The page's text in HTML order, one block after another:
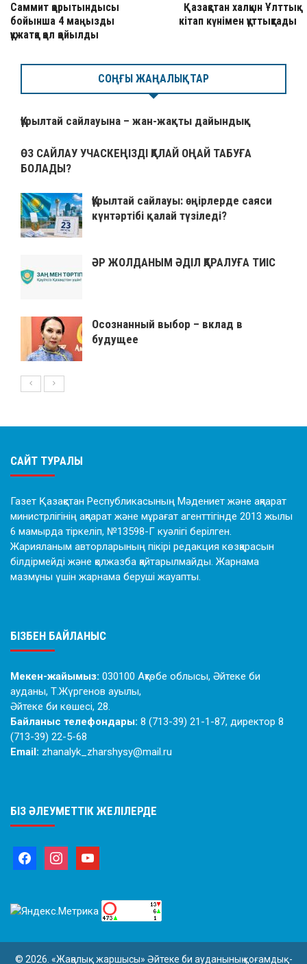
Саммит қорытындысы
бойынша 4 маңызды
құжатқа қол қойылды
Қазақстан халқын Ұлттық
кітап күнімен құттықтады
СОҢҒЫ ЖАҢАЛЫҚТАР
Құрылтай сайлауына – жан-жақты дайындық
ӨЗ САЙЛАУ УЧАСКЕҢІЗДІ ҚАЛАЙ ОҢАЙ ТАБУҒА
БОЛАДЫ?
Құрылтай сайлауы: өңірлерде саяси
күнтәртібі қалай түзіледі?
ӘР ЖОЛДАНЫМ ӘДІЛ ҚАРАЛУҒА ТИІС
Осознанный выбор – вклад в
будущее
САЙТ ТУРАЛЫ
Газет Қазақстан Республикасының Мәдениет және ақпарат
министрлігінің ақпарат және мұрағат агенттігінде 2013 жылы
6 мамырда тіркеліп, №13598-Г куәлігі берілген.
Жарияланым авторларының пікірі редакция көзқарасын
білдірмейді және қолжазба қайтарылмайды. Жарнама
мазмұны үшін жарнама беруші жауапты.
БІЗБЕН БАЙЛАНЫС
Мекен-жайымыз: 030100 Ақтөбе облысы, Әйтеке би
ауданы, Т.Жүргенов ауылы,
Әйтеке би көшесі, 28.
Байланыс телефондары: 8 (713-39) 21-1-87, директор 8
(713-39) 22-5-68
Email: zhanalyk_zharshysy@mail.ru
БІЗ ӘЛЕУМЕТТІК ЖЕЛІЛЕРДЕ
© 2026. «Жаңалық жаршысы» Әйтеке би ауданының қоғамдық-